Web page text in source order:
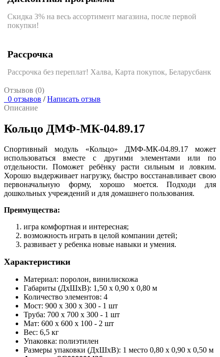
Скидка 3% на весь ассортимент магазина, после первой
покупки!
Рассрочка
Рассрочка без переплат! Халва, Карта покупок, Беларусбанк
Отзывов (0)
0 отзывов / Написать отзыв
Описание
Кольцо ДМФ-МК-04.89.17
Cпортивный модуль «Кольцо» ДМФ-МК-04.89.17 может
использоваться вместе с другими элементами или по
отдельности. Поможет ребёнку расти сильным и ловким.
Хорошо выдерживает нагрузку, быстро восстанавливает свою
первоначальную форму, хорошо моется. Подходи для
дошкольных учреждений и для домашнего пользования.
Преимущества:
игра комфортная и интересная;
возможность играть в целой компании детей;
развивает у ребенка новые навыки и умения.
Характеристики
Материал: поролон, винилискожа
Габариты (ДхШхВ): 1,50 х 0,90 х 0,80 м
Количество элементов: 4
Мост: 900 x 300 x 300 - 1 шт
Труба: 700 х 700 х 300 - 1 шт
Мат: 600 х 600 х 100 - 2 шт
Вес: 6,5 кг
Упаковка: полиэтилен
Размеры упаковки (ДхШхВ): 1 место 0,80 х 0,90 х 0,50 м